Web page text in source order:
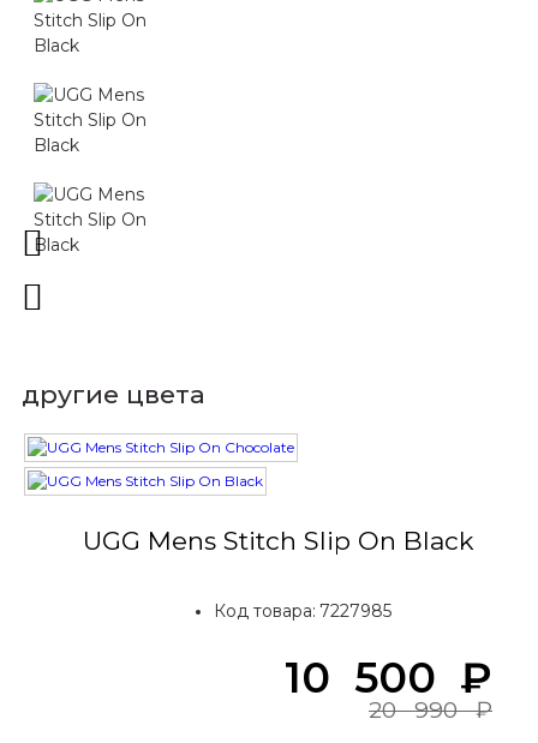
другие цвета
UGG Mens Stitch Slip On Black
Код товара: 7227985
10 500 ₽
20 990₽